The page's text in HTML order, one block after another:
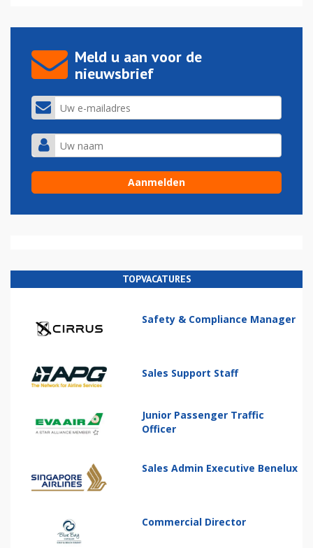
Meld u aan voor de
nieuwsbrief
TOPVACATURES
Safety & Compliance Manager
Sales Support Staff
Junior Passenger Traffic
Officer
Sales Admin Executive Benelux
Commercial Director